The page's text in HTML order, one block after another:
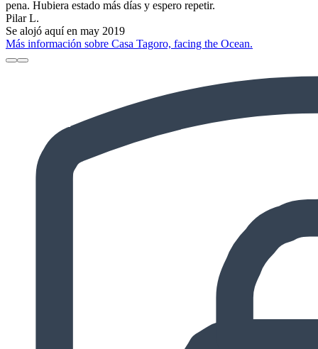
pena. Hubiera estado más días y espero repetir.
Pilar L.
Se alojó aquí en may 2019
Más información sobre Casa Tagoro, facing the Ocean.